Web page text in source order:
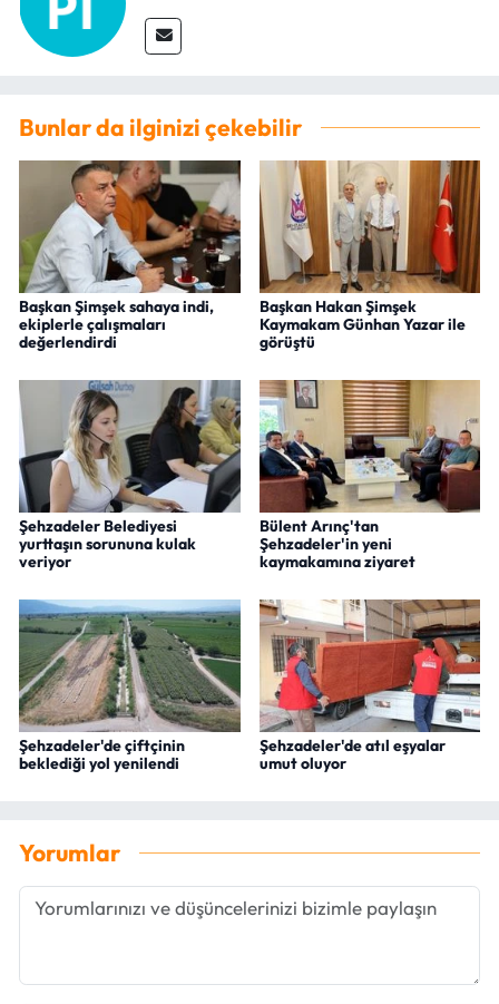
Bunlar da ilginizi çekebilir
Başkan Şimşek sahaya indi,
ekiplerle çalışmaları
değerlendirdi
Başkan Hakan Şimşek
Kaymakam Günhan Yazar ile
görüştü
Şehzadeler Belediyesi
yurttaşın sorununa kulak
veriyor
Bülent Arınç'tan
Şehzadeler'in yeni
kaymakamına ziyaret
Şehzadeler'de çiftçinin
beklediği yol yenilendi
Şehzadeler'de atıl eşyalar
umut oluyor
Yorumlar